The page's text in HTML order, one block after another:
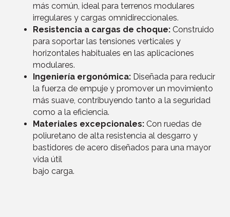
más común, ideal para terrenos modulares
irregulares y cargas omnidireccionales.
Resistencia a cargas de choque: Construido
para soportar las tensiones verticales y
horizontales habituales en las aplicaciones
modulares.
Ingeniería ergonómica: Diseñada para reducir
la fuerza de empuje y promover un movimiento
más suave, contribuyendo tanto a la seguridad
como a la eficiencia.
Materiales excepcionales: Con ruedas de
poliuretano de alta resistencia al desgarro y
bastidores de acero diseñados para una mayor
vida útil
bajo carga.